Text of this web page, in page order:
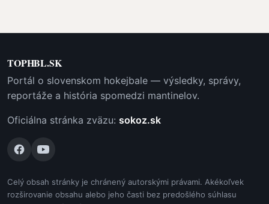
TOPHBL.SK
Portál o slovenskom hokejbale — výsledky, správy,
reportáže a história spomedzi mantinelov.
Oficiálna stránka zväzu: sokoz.sk
Celý obsah stránky je chránený autorskými právami. Akékoľvek
rozširovanie obsahu alebo jeho časti bez predošlého súhlasu